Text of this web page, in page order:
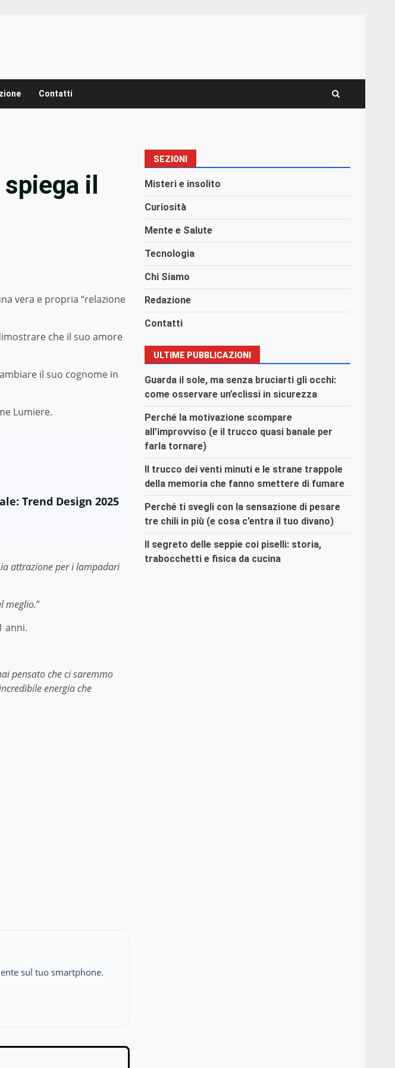
Contatti
il
vera e propria “relazione
che il suo amore
il suo cognome in
Lumiere.
Trend Design 2025
attrazione per i lampadari
meglio.”
anni.
pensato che ci saremmo
energia che
sul tuo smartphone.
SEZIONI
Misteri e insolito
Curiosità
Mente e Salute
Tecnologia
Chi Siamo
Redazione
Contatti
ULTIME PUBBLICAZIONI
Guarda il sole, ma senza bruciarti gli occhi:
come osservare un’eclissi in sicurezza
Perché la motivazione scompare
all’improvviso (e il trucco quasi banale per
farla tornare)
Il trucco dei venti minuti e le strane trappole
della memoria che fanno smettere di fumare
Perché ti svegli con la sensazione di pesare
tre chili in più (e cosa c’entra il tuo divano)
Il segreto delle seppie coi piselli: storia,
trabocchetti e fisica da cucina